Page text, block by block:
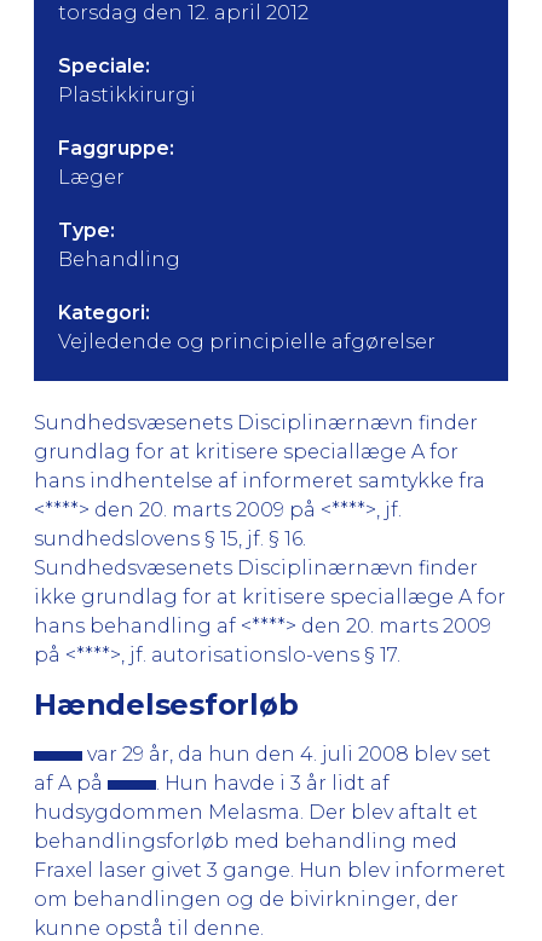
torsdag den 12. april 2012
Speciale:
Plastikkirurgi
Faggruppe:
Læger
Type:
Behandling
Kategori:
Vejledende og principielle afgørelser
Sundhedsvæsenets Disciplinærnævn finder
grundlag for at kritisere speciallæge A for
hans indhentelse af informeret samtykke fra
<****> den 20. marts 2009 på <****>, jf.
sundhedslovens § 15, jf. § 16.
Sundhedsvæsenets Disciplinærnævn finder
ikke grundlag for at kritisere speciallæge A for
hans behandling af <****> den 20. marts 2009
på <****>, jf. autorisationslo-vens § 17.
Hændelsesforløb
var 29 år, da hun den 4. juli 2008 blev set
af A på
. Hun havde i 3 år lidt af
hudsygdommen Melasma. Der blev aftalt et
behandlingsforløb med behandling med
Fraxel laser givet 3 gange. Hun blev informeret
om behandlingen og de bivirkninger, der
kunne opstå til denne.